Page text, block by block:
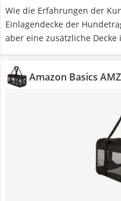
Wie die Erfahrungen der
Einlagendecke der
aber eine zusätzliche Decke
Amazon Basics